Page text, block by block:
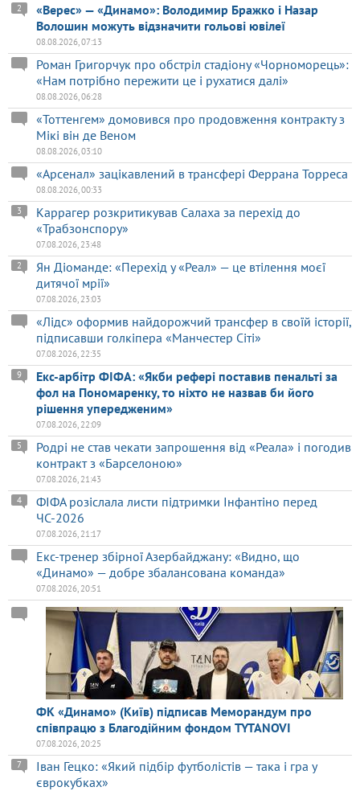
«Верес» — «Динамо»: Володимир Бражко і Назар
Волошин можуть відзначити гольові ювілеї
2
08.08.2026, 07:13
Роман Григорчук про обстріл стадіону «Чорноморець»:
«Нам потрібно пережити це і рухатися далі»
08.08.2026, 06:28
«Тоттенгем» домовився про продовження контракту з
Мікі він де Веном
08.08.2026, 03:10
«Арсенал» зацікавлений в трансфері Феррана Торреса
08.08.2026, 00:33
Каррагер розкритикував Салаха за перехід до
«Трабзонспору»
3
07.08.2026, 23:48
Ян Діоманде: «Перехід у «Реал» — це втілення моєї
дитячої мрії»
2
07.08.2026, 23:03
«Лідс» оформив найдорожчий трансфер в своїй історії,
підписавши голкіпера «Манчестер Сіті»
07.08.2026, 22:35
Екс-арбітр ФІФА: «Якби рефері поставив пенальті за
фол на Пономаренку, то ніхто не назвав би його
рішення упередженим»
9
07.08.2026, 22:09
Родрі не став чекати запрошення від «Реала» і погодив
контракт з «Барселоною»
5
07.08.2026, 21:43
ФІФА розіслала листи підтримки Інфантіно перед
ЧС-2026
4
07.08.2026, 21:17
Екс-тренер збірної Азербайджану: «Видно, що
«Динамо» — добре збалансована команда»
07.08.2026, 20:51
ФК «Динамо» (Київ) підписав Меморандум про
співпрацю з Благодійним фондом TYTANOVI
07.08.2026, 20:25
Іван Гецко: «Який підбір футболістів — така і гра у
єврокубках»
7